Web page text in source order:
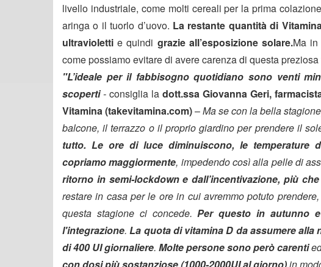
livello industriale, come molti cereali per la prima
aringa o il tuorlo d’uovo. La restante quantità di
ultravioletti e quindi grazie all’esposizione solare.Ma
come possiamo evitare di avere carenza di questa
"L’ideale per il fabbisogno quotidiano sono venti
scoperti- consiglia la dott.ssa Giovanna Geri,
Vitamina (takevitamina.com)–Ma se con la bella
balcone, il terrazzo o il proprio giardino per prendere il
tutto. Le ore di luce diminuiscono, le temperature
copriamo maggiormente, impedendo così alla pelle di
ritorno in semi-lockdown e dall’incentivazione, più
restare in casa per le ore in cui avremmo potuto
questa stagione ci concede.Per questo in autunno
l'integrazione.La quota di vitamina D da assumere alla
di 400 UI giornaliere. Molte persone sono però carenti
con dosi più sostanziose (1000-2000UI al giorno)in